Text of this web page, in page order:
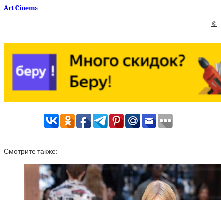
Art Cinema
©
Смотрите также: